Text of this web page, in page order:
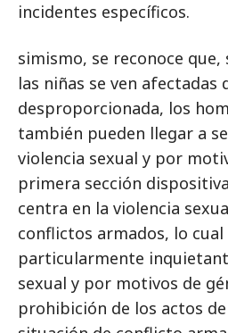
incidentes específicos.
simismo, se reconoce
las niñas se ven afectadas
desproporcionada, los
también pueden llegar a
violencia sexual y por
primera sección
centra en la violencia
conflictos armados, lo
particularmente
sexual y por motivos de
prohibición de los actos